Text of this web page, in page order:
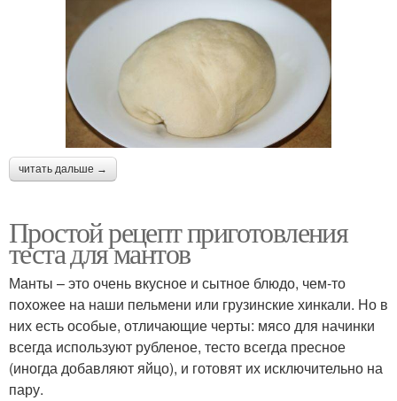
читать дальше →
Простой рецепт приготовления
теста для мантов
Манты – это очень вкусное и сытное блюдо, чем-то
похожее на наши пельмени или грузинские хинкали. Но в
них есть особые, отличающие черты: мясо для начинки
всегда используют рубленое, тесто всегда пресное
(иногда добавляют яйцо), и готовят их исключительно на
пару.